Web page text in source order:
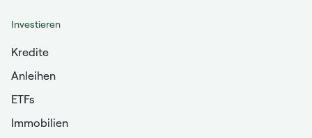
Investieren
Kredite
Anleihen
ETFs
Immobilien